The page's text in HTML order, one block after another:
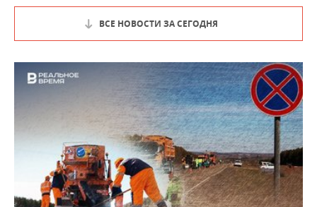
ВСЕ НОВОСТИ ЗА СЕГОДНЯ